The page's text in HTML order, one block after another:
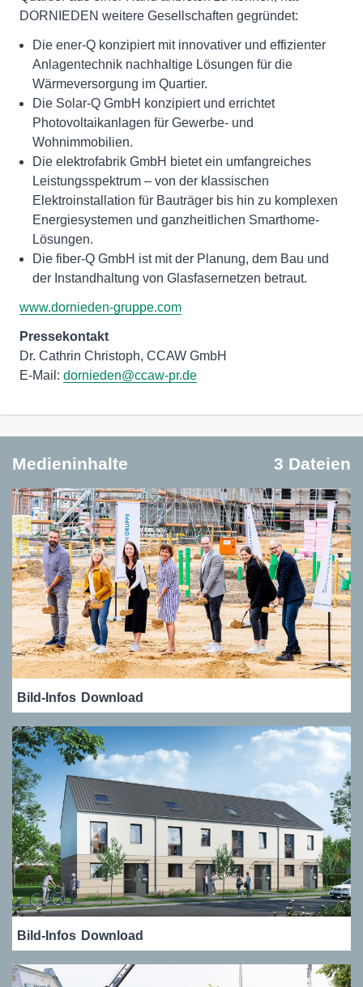
DORNIEDEN weitere Gesellschaften gegründet:
Die ener-Q konzipiert mit innovativer und effizienter
Anlagentechnik nachhaltige Lösungen für die
Wärmeversorgung im Quartier.
Die Solar-Q GmbH konzipiert und errichtet
Photovoltaikanlagen für Gewerbe- und
Wohnimmobilien.
Die elektrofabrik GmbH bietet ein umfangreiches
Leistungsspektrum – von der klassischen
Elektroinstallation für Bauträger bis hin zu komplexen
Energiesystemen und ganzheitlichen Smarthome-
Lösungen.
Die fiber-Q GmbH ist mit der Planung, dem Bau und
der Instandhaltung von Glasfasernetzen betraut.
www.dornieden-gruppe.com
Pressekontakt
Dr. Cathrin Christoph, CCAW GmbH
E-Mail: dornieden@ccaw-pr.de
Medieninhalte 3 Dateien
Bild-Infos Download
Bild-Infos Download